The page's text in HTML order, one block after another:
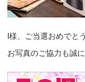
I様、ご当選おめでと
お写真のご協力も誠